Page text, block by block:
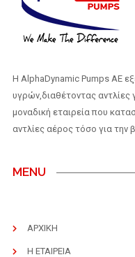
H AlphaDynamic Pumps AE
υγρών,διαθέτοντας αντλίες
μοναδική εταιρεία που
αντλίες αέρος τόσο για την
MENU
ΑΡΧΙΚΗ
Η ΕΤΑΙΡΕΙΑ